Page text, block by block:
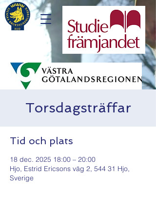
Torsdagsträffar
Tid och plats
18 dec. 2025 18:00 – 20:00
Hjo, Estrid Ericsons väg 2, 544 31 Hjo,
Sverige